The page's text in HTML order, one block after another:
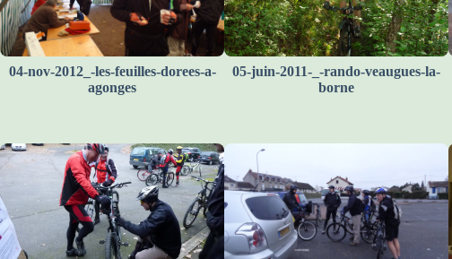
04-nov-2012_-les-feuilles-dorees-a-
agonges
05-juin-2011-_-rando-veaugues-la-
borne